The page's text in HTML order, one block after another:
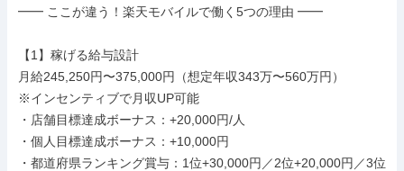
━━ ここが違う！楽天モバイルで働く5つの理由 ━━
【1】稼げる給与設計
月給245,250円〜375,000円（想定年収343万〜560万円）
※インセンティブで月収UP可能
・店舗目標達成ボーナス：+20,000円/人
・個人目標達成ボーナス：+10,000円
・都道府県ランキング賞与：1位+30,000円／2位+20,000円／3位